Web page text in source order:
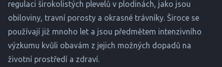
regulaci širokolistých plevelů v plodinách, jako jsou
obiloviny, travní porosty a okrasné trávníky. Široce se
používají již mnoho let a jsou předmětem intenzivního
výzkumu kvůli obavám z jejich možných dopadů na
životní prostředí a zdraví.